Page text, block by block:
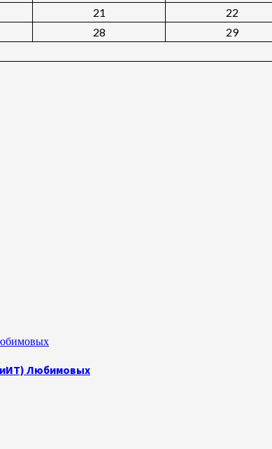
21 22
28 29
Любимовых